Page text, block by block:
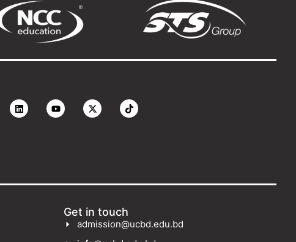
Get in touch
admission@ucbd.edu.bd